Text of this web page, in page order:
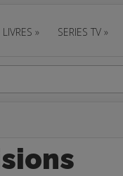
LIVRES » SERIES TV »